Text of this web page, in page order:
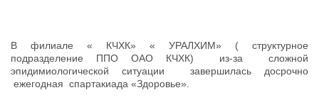
В филиале « КЧХК» « УРАЛХИМ» ( структурное
подразделение ППО ОАО КЧХК) из-за сложной
эпидимиологической ситуации завершилась досрочно
ежегодная спартакиада «Здоровье».